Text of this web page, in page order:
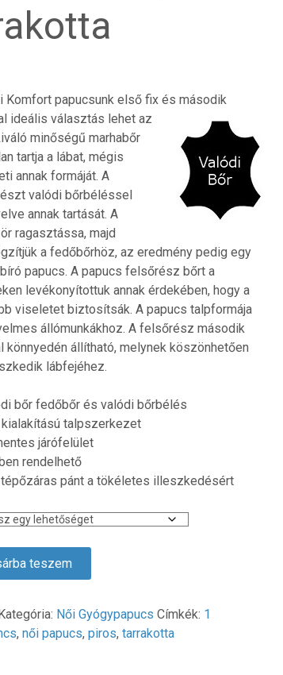
Komfort papucsunk első fix és második
ideális választás lehet az
minőségű marhabőr
tartja a lábat, mégis
annak formáját. A
valódi bőrbéléssel
annak tartását. A
ragasztássa, majd
a fedőbőrhöz, az eredmény pedig egy
papucs. A papucs felsőrész bőrt a
levékonyítottuk annak érdekében, hogy a
viseletet biztosítsák. A papucs talpformája
állómunkákhoz. A felsőrész második
könnyedén állítható, melynek köszönhetően
lábfejéhez.
bőr fedőbőr és valódi bőrbélés
talpszerkezet
járófelület
rendelhető
pánt a tökéletes illeszkedésért
teszem
Női Gyógypapucs Címkék: 1
, női papucs, piros, tarrakotta